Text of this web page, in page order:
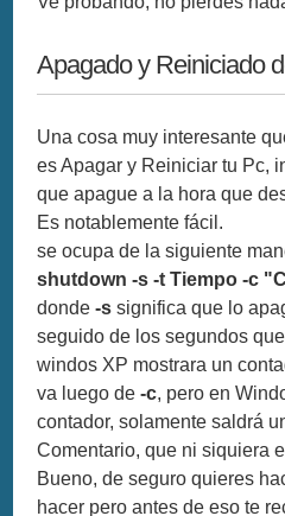
Apagado y Reiniciado
Una cosa muy interesante
es Apagar y Reiniciar tu Pc,
que apague a la hora que
Es notablemente fácil.
se ocupa de la siguiente
shutdown -s -t Tiempo -c
donde-s significa que lo
seguido de los segundos
windos XP mostrara un
va luego de -c, pero en
contador, solamente saldrá
Comentario, que ni siquiera
Bueno, de seguro quieres
hacer pero antes de eso te